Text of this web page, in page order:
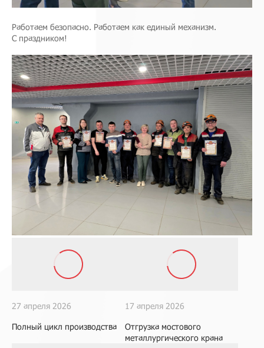
Работаем безопасно. Работаем как единый механизм.
С праздником!
27 апреля 2026
Полный цикл производства
17 апреля 2026
Отгрузка мостового
металлургического крана